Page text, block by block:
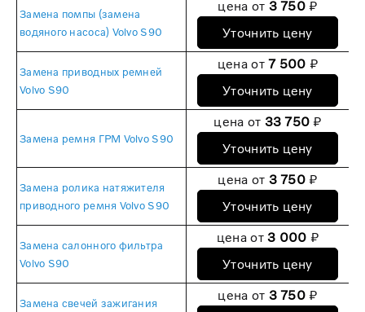
Замена помпы (замена
водяного насоса) Volvo S90
цена от 3 750 ₽
Уточнить цену
Замена приводных ремней
Volvo S90
цена от7 500 ₽
Уточнить цену
Замена ремня ГРМ Volvo S90
цена от 33 750 ₽
Уточнить цену
Замена ролика натяжителя
приводного ремня Volvo S90
цена от 3 750 ₽
Уточнить цену
Замена салонного фильтра
Volvo S90
цена от3 000 ₽
Уточнить цену
Замена свечей зажигания
цена от 3 750 ₽